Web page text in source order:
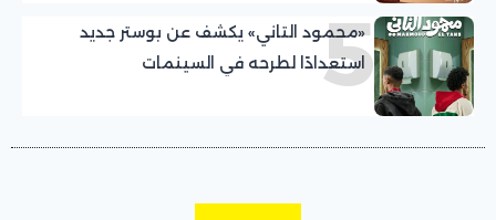
5
«محمود التاني» يكشف عن بوستر جديد
استعدادًا لطرحه في السينمات